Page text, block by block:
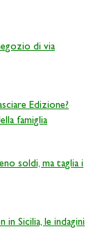
di via
Edizione?
famiglia
soldi, ma taglia i
in Sicilia, le indagini